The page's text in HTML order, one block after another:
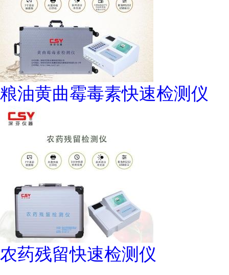
粮油黄曲霉毒素快速检测仪
农药残留快速检测仪